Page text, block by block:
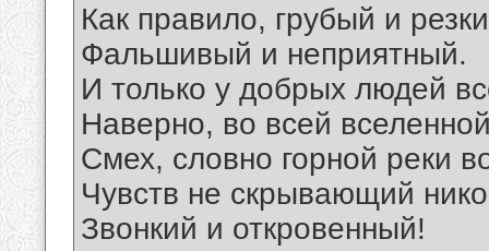
Как правило, грубый и
Фальшивый и неприятный.
И только у добрых людей
Наверно, во всей
Смех, словно горной реки
Чувств не скрывающий
Звонкий и откровенный!